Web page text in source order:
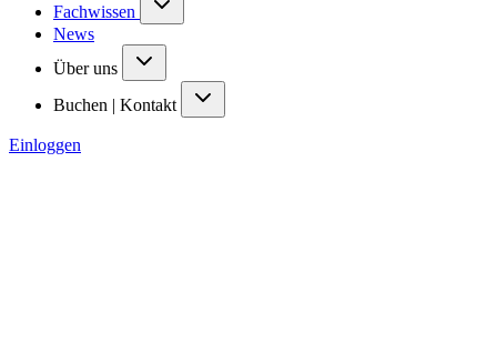
Fachwissen
News
Über uns
Buchen | Kontakt
Einloggen